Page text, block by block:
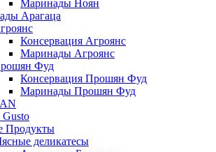
Маринады Ноян
Арагаца
Консервация Агроянс
Маринады Агроянс
Фуд
Консервация Прошян Фуд
Маринады Прошян Фуд
Gusto
Продукты
деликатесы